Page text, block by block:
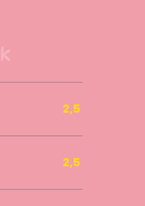
2,5
2,5